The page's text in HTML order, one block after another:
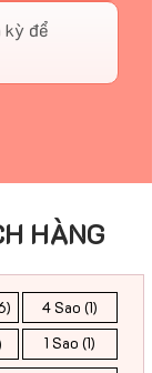
kỳ để
4 Sao (1)
1 Sao (1)
HÀNG